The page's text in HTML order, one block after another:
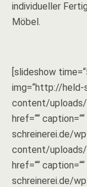
individueller
Möbel.
[slideshow
img=“http://held-
content/uploads/
href=““
schreinerei.de/
content/uploads/
href=““
schreinerei.de/